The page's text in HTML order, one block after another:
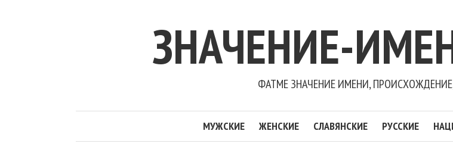
ЗНАЧЕНИЕ-
ФАТМЕ ЗНАЧЕНИЕ ИМЕНИ,
МУЖСКИЕ ЖЕНСКИЕ СЛАВЯНСКИЕ РУССКИЕ